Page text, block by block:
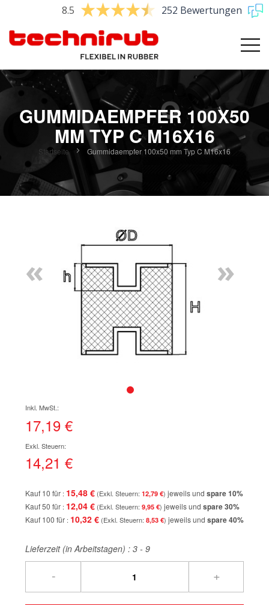
8.5 252 Bewertungen
GUMMIDAEMPFER 100X50
MM TYP C M16X16
Startseite Gummidaempfer 100x50 mm Typ C M16x16
« »
der
Bildgalerie
17,19 €
14,21 €
Kauf 10 für 15,48 € 12,79 € jeweils und spare10%
Kauf 50 für 12,04 € 9,95 € jeweils und spare30%
Kauf 100 für 10,32 € 8,53 € jeweils und spare40%
Lieferzeit (in Arbeitstagen) : 3 - 9
- +